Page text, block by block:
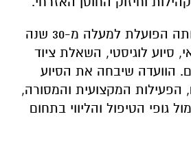
״מגן לחולה״– עמותה הפועלת למעלה מ-30 שנה
סיוע לוגיסטי, השאלת ציוד
הוועדה שיבחה את הסיוע
הפעילות המקצועית והמסורה,
גופי הטיפול והליווי בתחום